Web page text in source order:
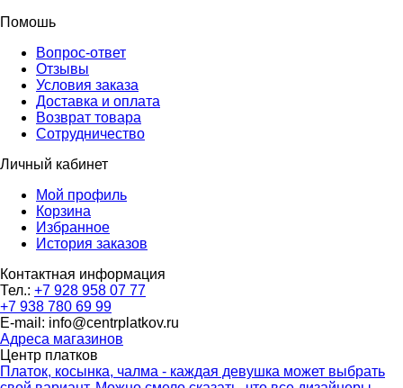
Помошь
Вопрос-ответ
Отзывы
Условия заказа
Доставка и оплата
Возврат товара
Сотрудничество
Личный кабинет
Мой профиль
Корзина
Избранное
История заказов
Контактная информация
Тел.: +7 928 958 07 77
+7 938 780 69 99
E-mail: info@centrplatkov.ru
Адреса магазинов
Центр платков
Платок, косынка, чалма - каждая девушка может выбрать